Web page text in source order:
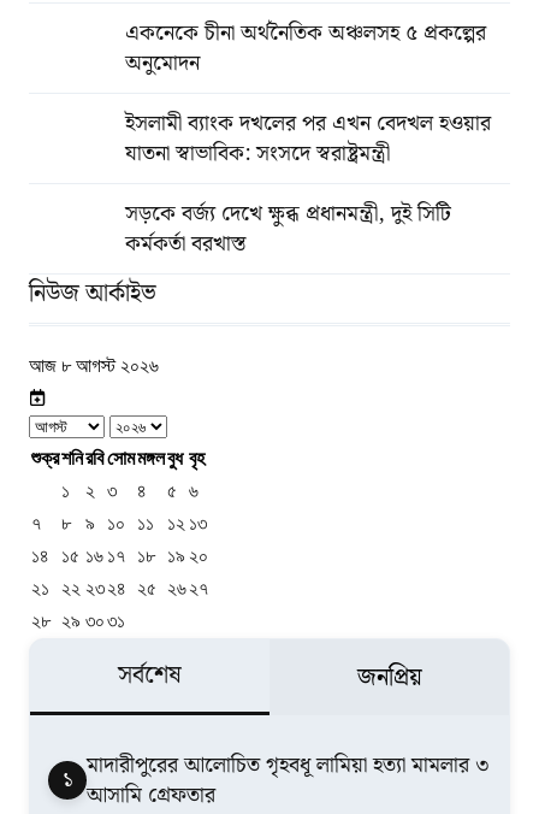
একনেকে চীনা অর্থনৈতিক অঞ্চলসহ ৫ প্রকল্পের
অনুমোদন
ইসলামী ব্যাংক দখলের পর এখন বেদখল হওয়ার
যাতনা স্বাভাবিক: সংসদে স্বরাষ্ট্রমন্ত্রী
সড়কে বর্জ্য দেখে ক্ষুব্ধ প্রধানমন্ত্রী, দুই সিটি
কর্মকর্তা বরখাস্ত
নিউজ আর্কাইভ
আজ ৮ আগস্ট ২০২৬
শুক্রশনিরবিসোমমঙ্গলবুধ বৃহ
১
২ ৩ ৪ ৫
৬
৭
৮ ৯ ১০ ১১ ১২ ১৩
১৪
১৫ ১৬ ১৭ ১৮ ১৯ ২০
২১
২২ ২৩২৪ ২৫ ২৬২৭
২৮ ২৯ ৩০৩১
সর্বশেষ জনপ্রিয়
১ মাদারীপুরের আলোচিত গৃহবধূ লামিয়া হত্যা মামলার ৩
আসামি গ্রেফতার